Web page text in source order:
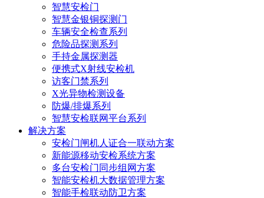
智慧安检门
智慧金银铜探测门
车辆安全检查系列
危险品探测系列
手持金属探测器
便携式X射线安检机
访客门禁系列
X光异物检测设备
防爆/排爆系列
智慧安检联网平台系列
解决方案
安检门闸机人证合一联动方案
新能源移动安检系统方案
多台安检门同步组网方案
智能安检机大数据管理方案
智能手检联动防卫方案